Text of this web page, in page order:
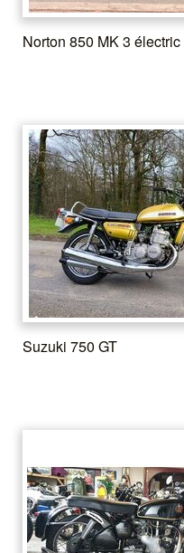
Norton 850 MK 3 électric
Suzuki 750 GT